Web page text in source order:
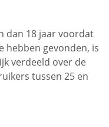
dan 18 jaar voordat
hebben gevonden, is
verdeeld over de
tussen 25 en